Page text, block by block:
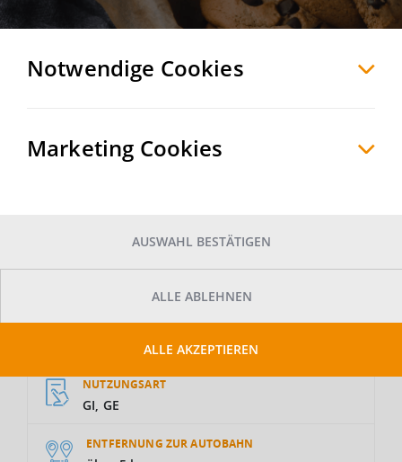
GRUNDSTÜCKSFLÄCHE
Auf Anfrage
NUTZUNGSART
GI, GE
ENTFERNUNG ZUR AUTOBAHN
Notwendige Cookies
Marketing Cookies
AUSWAHL BESTÄTIGEN
ALLE ABLEHNEN
ALLE AKZEPTIEREN